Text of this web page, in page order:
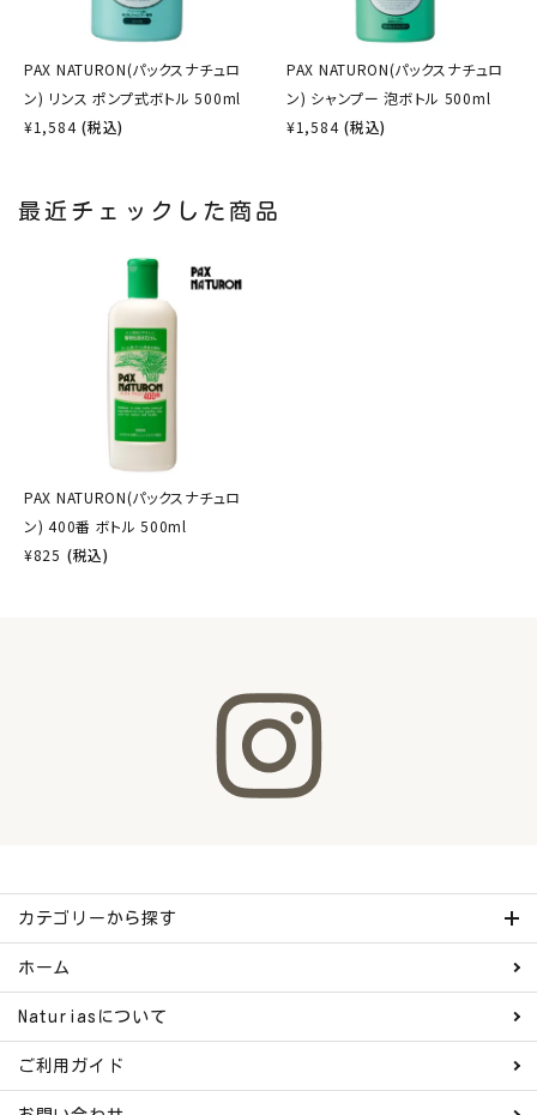
PAX NATURON(パックスナチュロ
ン) リンス ポンプ式ボトル 500ml
¥1,584 (税込)
PAX NATURON(パックスナチュロ
ン) シャンプー 泡ボトル 500ml
¥1,584 (税込)
最近チェックした商品
PAX NATURON(パックスナチュロ
ン) 400番 ボトル 500ml
¥825 (税込)
カテゴリーから探す
ホーム
Naturiasについて
ご利用ガイド